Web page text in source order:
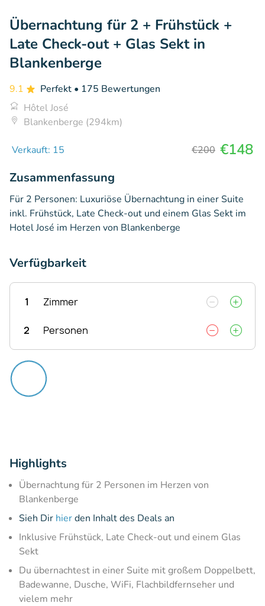
Übernachtung für 2 + Frühstück +
Late Check-out + Glas Sekt in
Blankenberge
9.1 Perfekt • 175 Bewertungen
Hôtel José
Blankenberge (294km)
Verkauft: 15 €200 €148
Zusammenfassung
Für 2 Personen: Luxuriöse Übernachtung in einer Suite
inkl. Frühstück, Late Check-out und einem Glas Sekt im
Hotel José im Herzen von Blankenberge
Verfügbarkeit
1 Zimmer
2 Personen
Highlights
Übernachtung für 2 Personen im Herzen von
Blankenberge
Sieh Dir hierden Inhalt des Deals an
Inklusive Frühstück, Late Check-out und einem Glas
Sekt
Du übernachtest in einer Suite mit großem Doppelbett,
Badewanne, Dusche, WiFi, Flachbildfernseher und
vielem mehr